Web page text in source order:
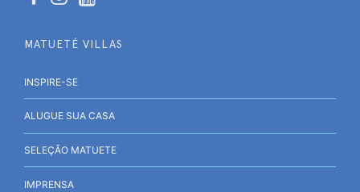
MATUETÉ VILLAS
INSPIRE-SE
ALUGUE SUA CASA
SELEÇÃO MATUETE
IMPRENSA